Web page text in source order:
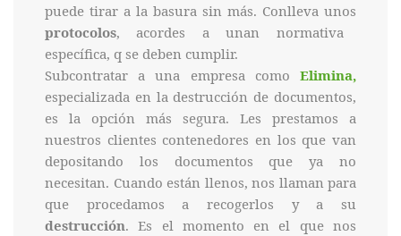
puede tirar a la basura sin más. Conlleva unos
protocolos, acordes a unan normativa
específica, q se deben cumplir.
Subcontratar a una empresa como
Elimina,
especializada en la destrucción de documentos,
es la opción más segura. Les prestamos a
nuestros clientes contenedores en los que van
depositando los documentos que ya no
necesitan. Cuando están llenos, nos llaman para
que procedamos a recogerlos y a su
destrucción. Es el momento en el que nos